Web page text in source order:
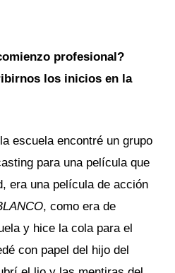
profesional?
los inicios en la
escuela encontré un grupo
para una película que
era una película de acción
, como era de
y hice la cola para el
con papel del hijo del